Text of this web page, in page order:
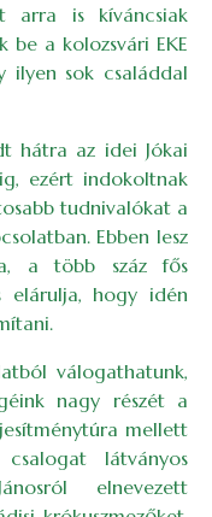
arra is kíváncsiak
a kolozsvári EKE
ilyen sok családdal
hátra az idei Jókai
ezért indokoltnak
tudnivalókat a
Ebben lesz
a több száz fős
elárulja, hogy idén
válogathatunk,
nagy részét a
mellett
látványos
elnevezett